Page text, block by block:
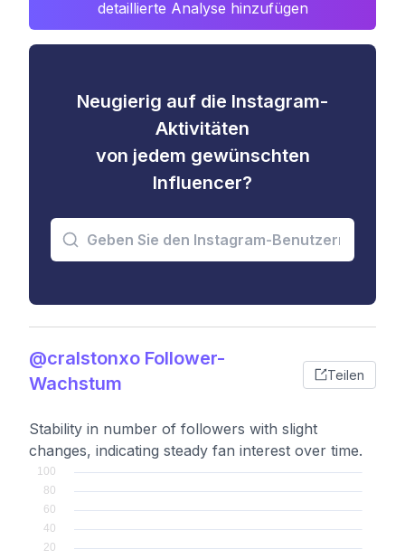
detaillierte Analyse hinzufügen
Neugierig auf die Instagram-
Aktivitäten
von jedem gewünschten
Influencer?
@cralstonxo Follower-
Wachstum
Teilen
Stability in number of followers with slight
changes, indicating steady fan interest over time.